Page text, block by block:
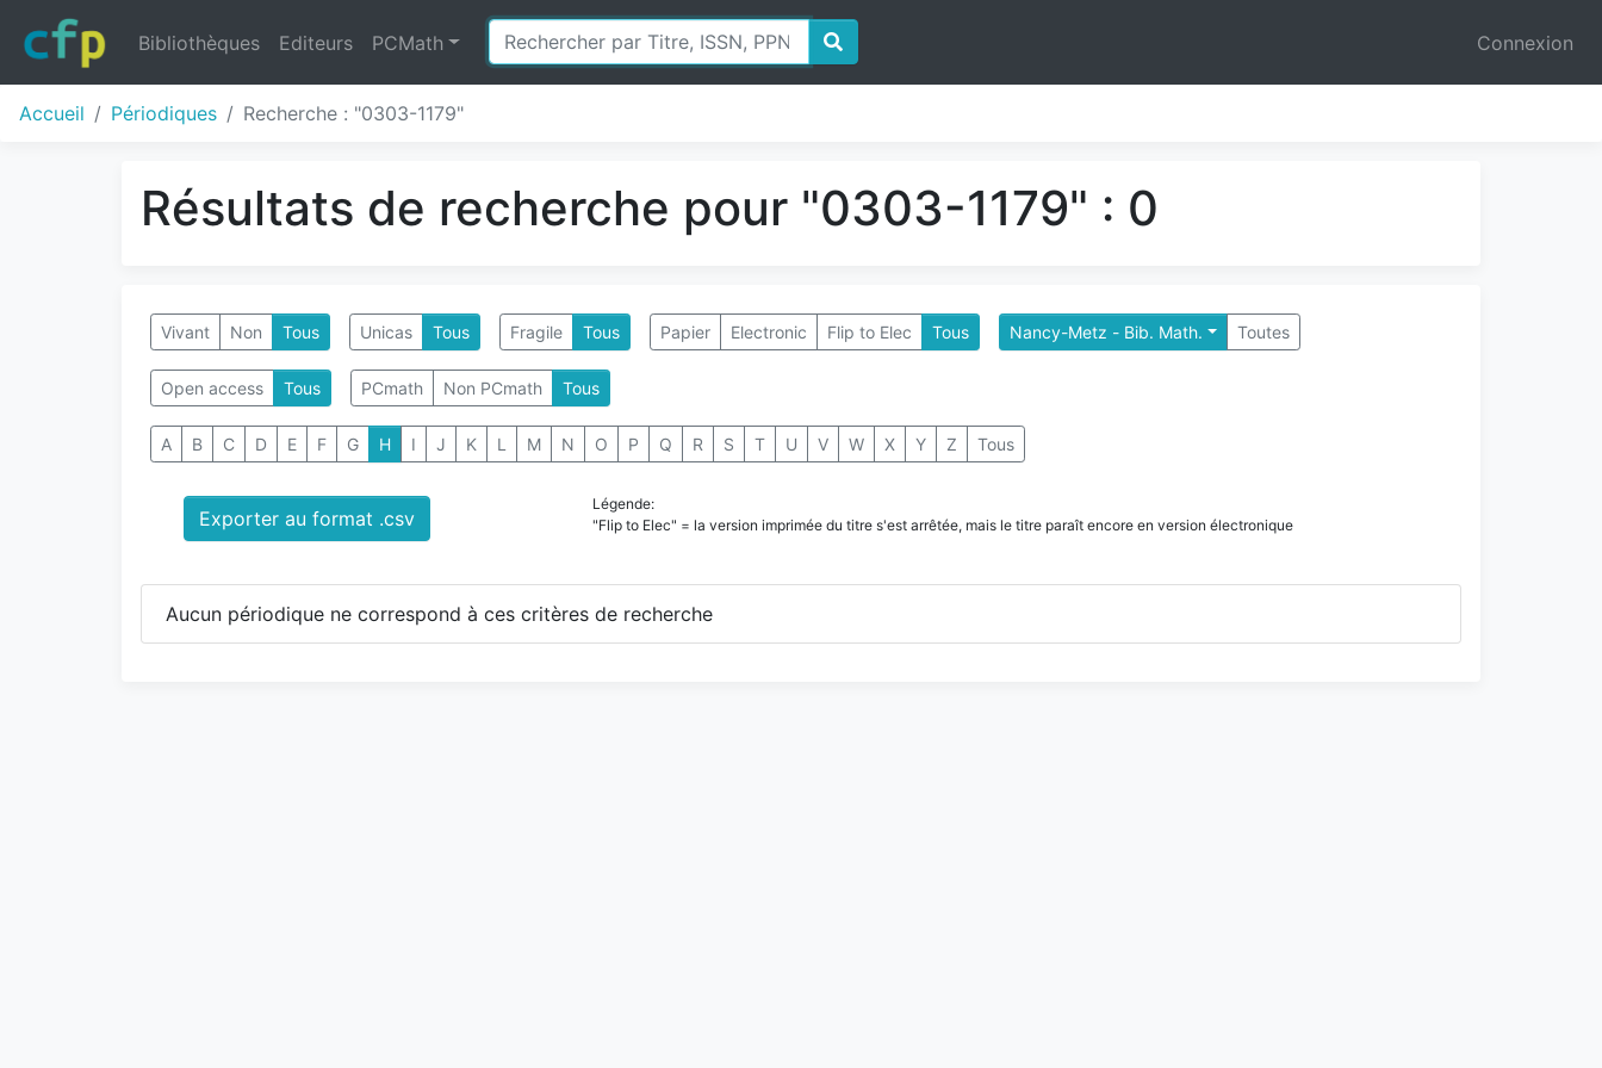
Bibliothèques Editeurs PCMath Connexion
Accueil Périodiques Recherche : "0303-1179"
Résultats de recherche pour "0303-1179" : 0
Vivant Non Tous Unicas Tous Fragile Tous Papier Electronic Flip to Elec Tous Nancy-Metz - Bib. Math. Toutes
Open access Tous PCmath Non PCmath Tous
A B C D E F G H I J K L M N O P Q R S T U V W X Y Z Tous
Exporter au format .csv
Légende:
"Flip to Elec" = la version imprimée du titre s'est arrêtée, mais le titre paraît encore en version électronique
Aucun périodique ne correspond à ces critères de recherche